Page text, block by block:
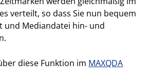
verteilt, so dass Sie nun bequem
und Mediandatei hin- und
diese Funktion im MAXQDA